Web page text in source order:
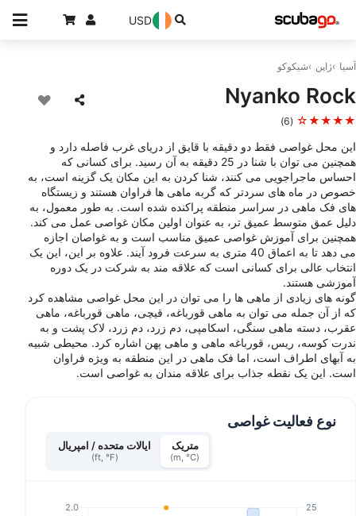
USD
آسیا ژاپن شیکوکو
Nyanko Rock
★★★★☆
(6)
این محل غواصی فقط دو دقیقه با قایق از دریای غرب فاصله دارد و
همچنین می توان با شنا در 25 دقیقه به آن رسید. برای کسانی که
احساس ماجراجویی می کنند، شنا کردن به این مکان یک گزینه است، به
خصوص در ماه های سردتر که گربه ماهی ها فراوان هستند و زیستگاه
های فک ماهی در سراسر منطقه پراکنده شده است. به طور معمول، به
دلیل عمق متوسط ​​عمیق تر، به عنوان اولین مکان غواصی عمل می کند.
همچنین برای آموزش غواصی عمیق مناسب است و به غواصان اجازه
می دهد تا به اعماق 40 متری به سرعت فرود آیند. علاوه بر این، این یک
انتخاب عالی برای کسانی است که علاقه مند به شرکت در یک دوره
آموزشی هستند.
گونه های زیادی از ماهی ها را می توان در این محل غواصی مشاهده کرد
که از آن جمله می توان به ماهی قورباغه، قیچی، ماهی قورباغه، ماهی
عقرب، دسته ماهی سنگی، اسکامپی، دم زرد، دم زرد، لاک پشت و به
ندرت کوسه، ریس، قورباغه ماهی و ماهی پهن اشاره کرد. محیطی شبیه
به آبهای اطراف است، اما فک ماهی در این منطقه به ویژه فراوان
است. این یک نقطه جذاب برای علاقه مندان به غواصی است.
نوع فعالیت غواصی
متریک
(m, °C)
ایالات متحده / امپریال
(ft, °F)